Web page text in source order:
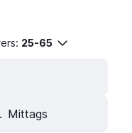
25-65
Mittags